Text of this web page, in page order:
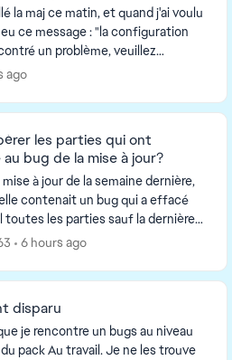
ce message : "la configuration
un problème, veuillez
réinstaller votre jeu". Je joue av...
ago
les parties qui ont
bug de la mise à jour?
contenait un bug qui a effacé
toutes les parties sauf la dernière
dit mon fils ét...
6 hours ago
disparu
pack Au travail. Je ne les trouve